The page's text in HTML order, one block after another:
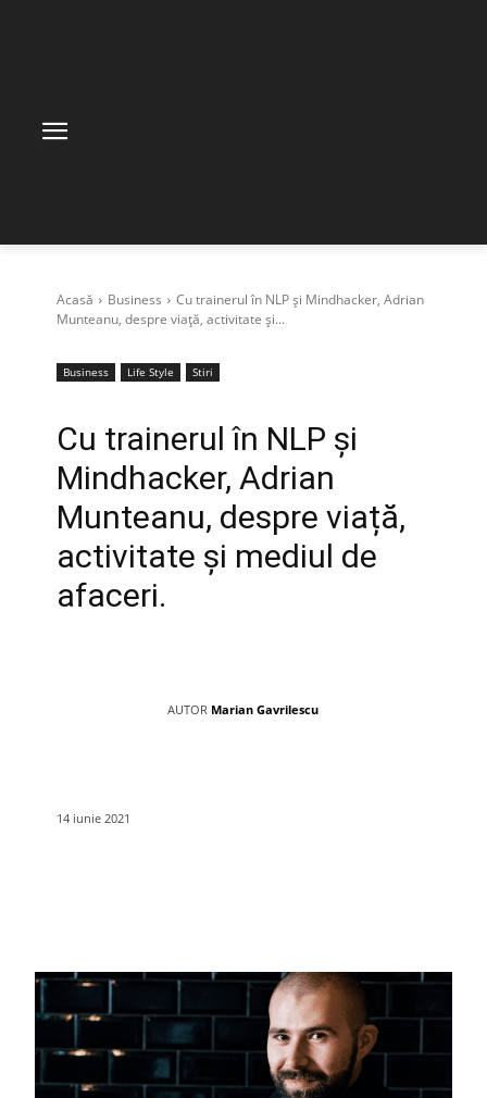
Acasă Business
Cu trainerul în NLP și Mindhacker, Adrian
Munteanu, despre viață, activitate și...
Business Life Style Stiri
Cu trainerul în NLP și
Mindhacker, Adrian
Munteanu, despre viață,
activitate și mediul de
afaceri.
AUTOR Marian Gavrilescu
14 iunie 2021